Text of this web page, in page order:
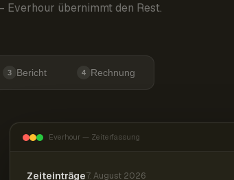
übernimmt den Rest.
3 Bericht 4 Rechnung
Everhour — Zeiterfassung
Zeiteinträge7. August 2026